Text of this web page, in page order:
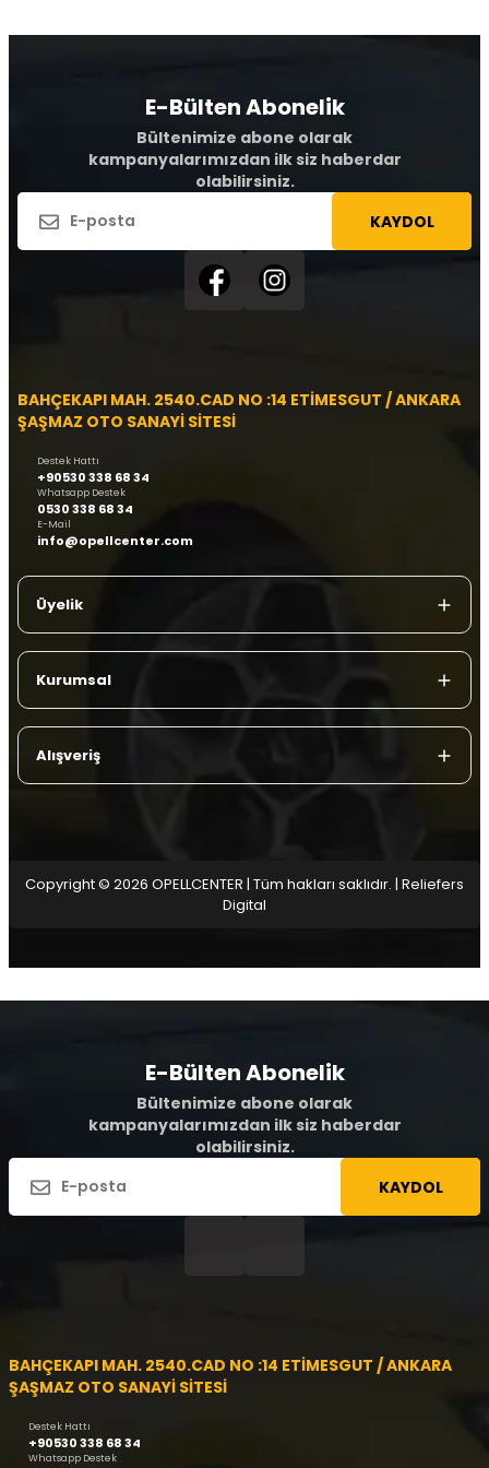
E-Bülten Abonelik
Bültenimize abone olarak
kampanyalarımızdan ilk siz haberdar
olabilirsiniz.
KAYDOL
BAHÇEKAPI MAH. 2540.CAD NO :14 ETİMESGUT / ANKARA
ŞAŞMAZ OTO SANAYİ SİTESİ
Destek Hattı
+90530 338 68 34
Whatsapp Destek
0530 338 68 34
E-Mail
info@opellcenter.com
Üyelik
Kurumsal
Alışveriş
Copyright © 2026 OPELLCENTER | Tüm hakları saklıdır. | Reliefers
Digital
E-Bülten Abonelik
Bültenimize abone olarak
kampanyalarımızdan ilk siz haberdar
olabilirsiniz.
KAYDOL
BAHÇEKAPI MAH. 2540.CAD NO :14 ETİMESGUT / ANKARA
ŞAŞMAZ OTO SANAYİ SİTESİ
Destek Hattı
+90530 338 68 34
Whatsapp Destek